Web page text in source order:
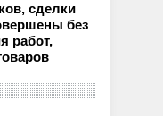
сделки
без
работ,